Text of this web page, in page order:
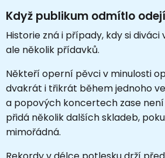
Když publikum odmítlo
Historie zná i případy, kdy si diváci
ale několik přídavků.
Někteří operní pěvci v minulosti
dvakrát i třikrát během jednoho
a popových koncertech zase není
přidá několik dalších skladeb,
mimořádná.